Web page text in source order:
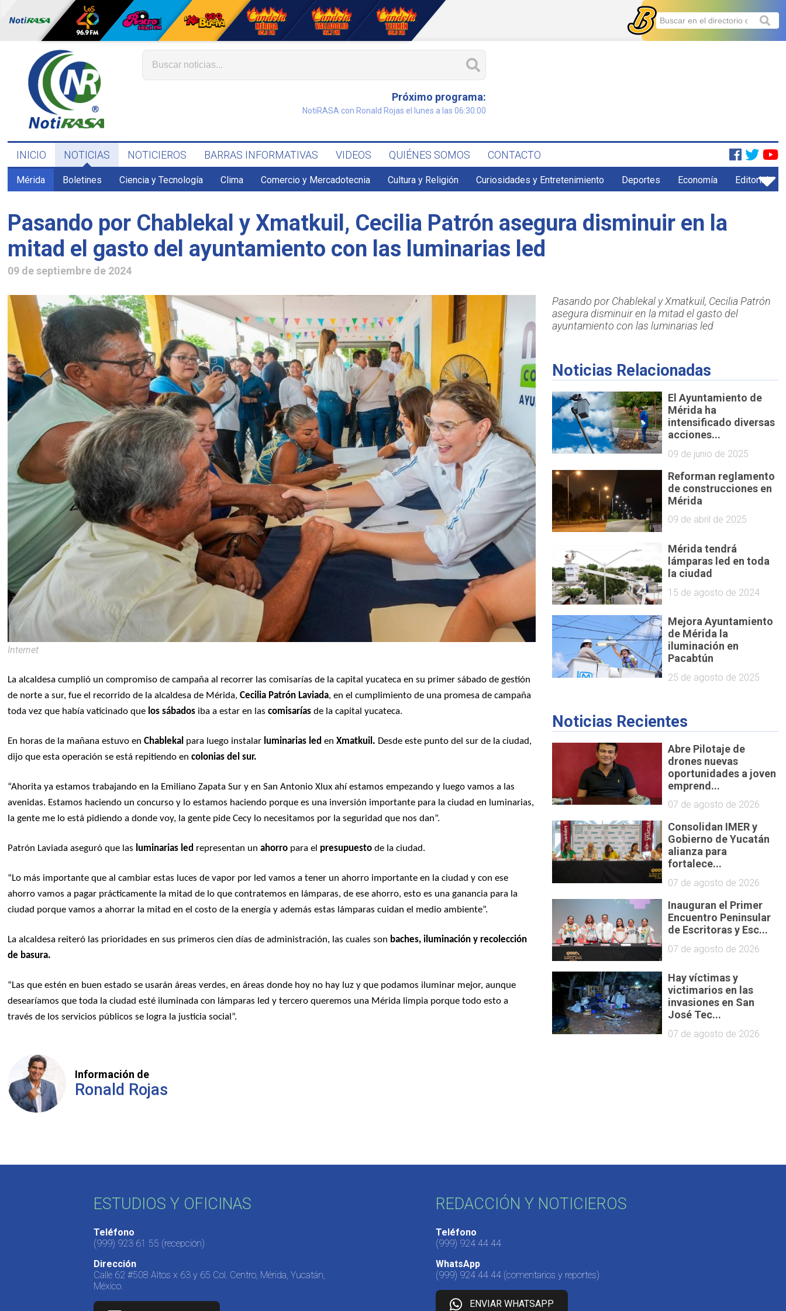
Próximo programa:
NotiRASA con Ronald Rojas el lunes a las 06:30:00
INICIO NOTICIAS NOTICIEROS BARRAS INFORMATIVAS VIDEOS QUIÉNES SOMOS CONTACTO
Mérida Boletines Ciencia y Tecnología Clima Comercio y Mercadotecnia Cultura y Religión Curiosidades y Entretenimiento Deportes Economía Editorial
Pasando por Chablekal y Xmatkuil, Cecilia Patrón asegura disminuir en la
mitad el gasto del ayuntamiento con las luminarias led
09 de septiembre de 2024
Internet
La alcaldesa cumplió un compromiso de campaña al recorrer las comisarías de la capital yucateca en su primer sábado de gestión
de norte a sur, fue el recorrido de la alcaldesa de Mérida,Cecilia Patrón Laviada, en el cumplimiento de una promesa de campaña
toda vez que había vaticinado que los sábados iba a estar en lascomisarías de la capital yucateca.
En horas de la mañana estuvo enChablekal para luego instalar luminarias leden Xmatkuil. Desde este punto del sur de la ciudad,
dijo que esta operación se está repitiendo encolonias del sur.
“Ahorita ya estamos trabajando en la Emiliano Zapata Sur y en San Antonio Xlux ahí estamos empezando y luego vamos a las
avenidas. Estamos haciendo un concurso y lo estamos haciendo porque es una inversión importante para la ciudad en luminarias,
la gente me lo está pidiendo a donde voy, la gente pide Cecy lo necesitamos por la seguridad que nos dan”.
Patrón Laviada aseguró que las luminarias led representan unahorro para el presupuesto de la ciudad.
“Lo más importante que al cambiar estas luces de vapor por led vamos a tener un ahorro importante en la ciudad y con ese
ahorro vamos a pagar prácticamente la mitad de lo que contratemos en lámparas, de ese ahorro, esto es una ganancia para la
ciudad porque vamos a ahorrar la mitad en el costo de la energía y además estas lámparas cuidan el medio ambiente”.
La alcaldesa reiteró las prioridades en sus primeros cien días de administración, las cuales son baches, iluminación y recolección
de basura.
“Las que estén en buen estado se usarán áreas verdes, en áreas donde hoy no hay luz y que podamos iluminar mejor, aunque
desearíamos que toda la ciudad esté iluminada con lámparas led y tercero queremos una Mérida limpia porque todo esto a
través de los servicios públicos se logra la justicia social”.
Información de
Ronald Rojas
Pasando por Chablekal y Xmatkuil, Cecilia Patrón
asegura disminuir en la mitad el gasto del
ayuntamiento con las luminarias led
Noticias Relacionadas
El Ayuntamiento de
Mérida ha
intensificado diversas
acciones...
09 de junio de 2025
Reforman reglamento
de construcciones en
Mérida
09 de abril de 2025
Mérida tendrá
lámparas led en toda
la ciudad
15 de agosto de 2024
Mejora Ayuntamiento
de Mérida la
iluminación en
Pacabtún
25 de agosto de 2025
Noticias Recientes
Abre Pilotaje de
drones nuevas
oportunidades a joven
emprend...
07 de agosto de 2026
Consolidan IMER y
Gobierno de Yucatán
alianza para
fortalece...
07 de agosto de 2026
Inauguran el Primer
Encuentro Peninsular
de Escritoras y Esc...
07 de agosto de 2026
Hay víctimas y
victimarios en las
invasiones en San
José Tec...
07 de agosto de 2026
ESTUDIOS Y OFICINAS
Teléfono
(999) 923 61 55 (recepción)
Dirección
Calle 62 #508 Altos x 63 y 65 Col. Centro, Mérida, Yucatán,
México.
REDACCIÓN Y NOTICIEROS
Teléfono
(999) 924 44 44
WhatsApp
(999) 924 44 44 (comentarios y reportes)
ENVIAR WHATSAPP